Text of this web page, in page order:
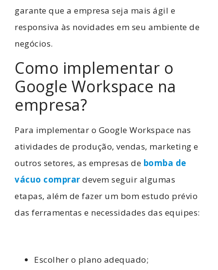
garante que a empresa seja mais ágil e
responsiva às novidades em seu ambiente de
negócios.
Como implementar o
Google Workspace na
empresa?
Para implementar o Google Workspace nas
atividades de produção, vendas, marketing e
outros setores, as empresas de bomba de
vácuo comprar devem seguir algumas
etapas, além de fazer um bom estudo prévio
das ferramentas e necessidades das equipes:
Escolher o plano adequado;